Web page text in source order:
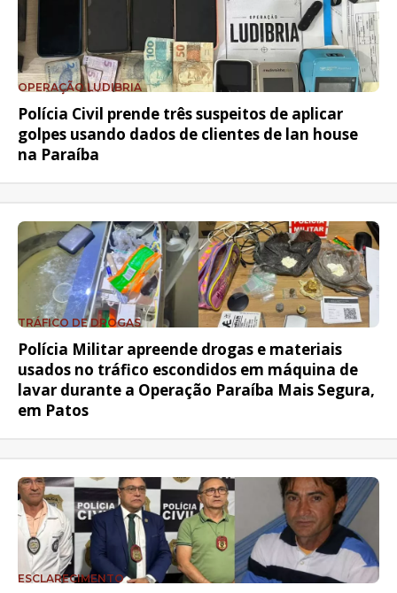
OPERAÇÃO LUDIBRIA
Polícia Civil prende três suspeitos de aplicar
golpes usando dados de clientes de lan house
na Paraíba
TRÁFICO DE DROGAS
Polícia Militar apreende drogas e materiais
usados no tráfico escondidos em máquina de
lavar durante a Operação Paraíba Mais Segura,
em Patos
ESCLARECIMENTO